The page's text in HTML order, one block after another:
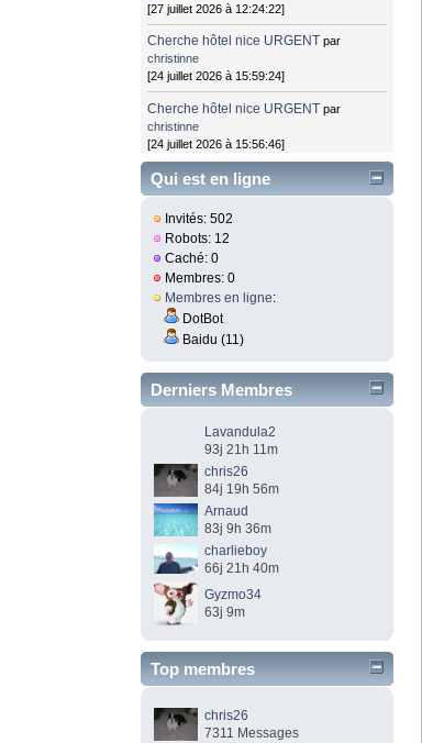
[27 juillet 2026 à 12:24:22]
Cherche hôtel nice URGENT par
christinne
[24 juillet 2026 à 15:59:24]
Cherche hôtel nice URGENT par
christinne
[24 juillet 2026 à 15:56:46]
Qui est en ligne
Invités: 502
Robots: 12
Caché: 0
Membres: 0
Membres en ligne:
DotBot
Baidu (11)
Derniers Membres
Lavandula2
93j 21h 11m
chris26
84j 19h 56m
Arnaud
83j 9h 36m
charlieboy
66j 21h 40m
Gyzmo34
63j 9m
Top membres
chris26
7311 Messages